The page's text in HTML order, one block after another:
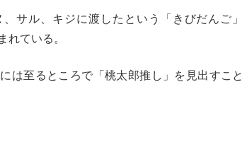
サル、キジに渡したという「きびだんご」
れている。
は至るところで「桃太郎推し」を見出すこと